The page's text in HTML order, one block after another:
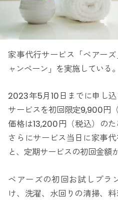
家事代行サービス「ベアー
ャンペーン」を実施している。
2023年5月10日までに申し
サービスを初回限定9,900円
価格は13,200円（税込）の
さらにサービス当日に家事
と、定期サービスの初回金額
ベアーズの初回お試しプラ
け、洗濯、水回りの清掃、